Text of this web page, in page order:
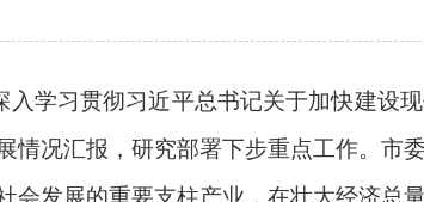
习贯彻习近平总书记关于加快建设现
况汇报，研究部署下步重点工作。市
展的重要支柱产业，在壮大经济总